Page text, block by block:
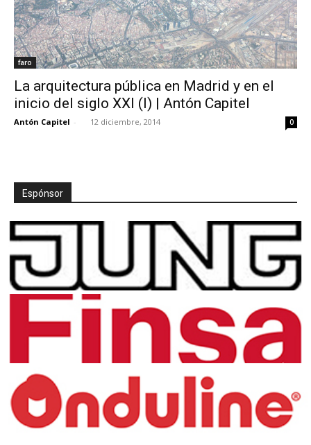
faro
La arquitectura pública en Madrid y en el
inicio del siglo XXI (I) | Antón Capitel
Antón Capitel - 12 diciembre, 2014 0
Espónsor